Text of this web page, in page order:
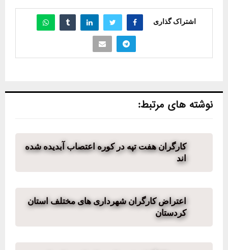
اشتراک گذاری
نوشته های مرتبط:
کارگران هفت تپه در کوره اعتصاب آبدیده شده
اند
اعتراض کارگران شهرداری های مختلف استان
کردستان